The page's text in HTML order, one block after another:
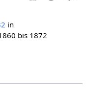
in
bis 1872